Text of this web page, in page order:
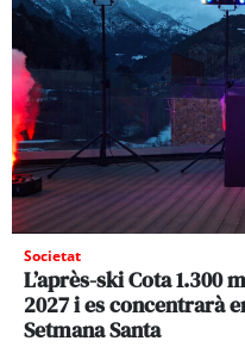
Societat
L’après-ski Cota 1.300
2027 i es concentrarà
Setmana Santa